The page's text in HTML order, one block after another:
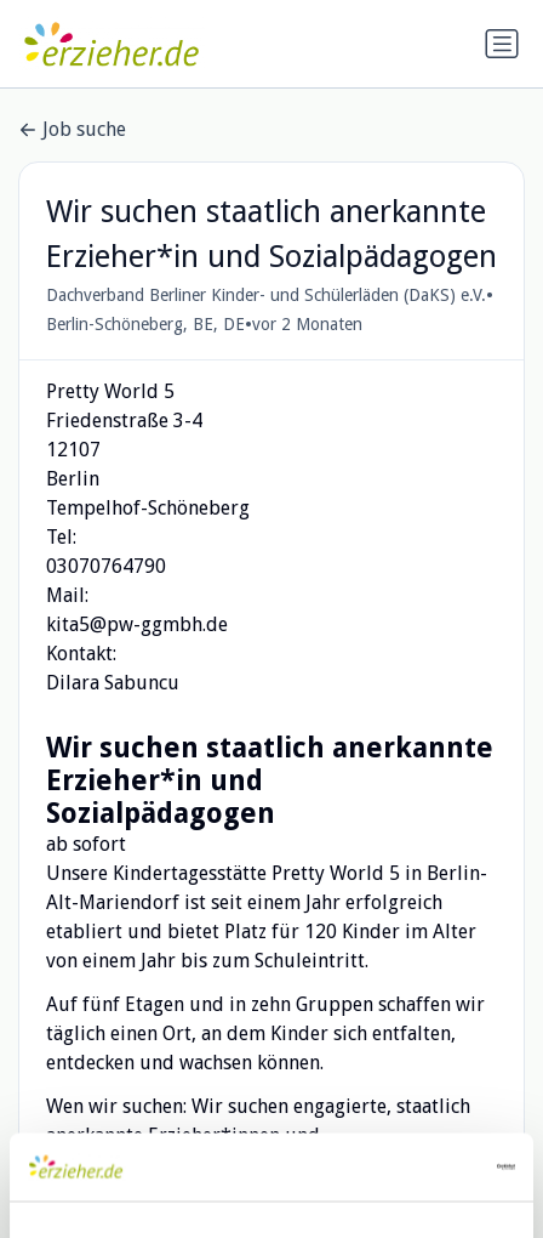
Job suche
Wir suchen staatlich anerkannte
Erzieher*in und Sozialpädagogen
Dachverband Berliner Kinder- und Schülerläden (DaKS) e.V.•
Berlin-Schöneberg, BE, DE•vor 2 Monaten
Pretty World 5
Friedenstraße 3-4
12107
Berlin
Tempelhof-Schöneberg
Tel:
03070764790
Mail:
kita5@pw-ggmbh.de
Kontakt:
Dilara Sabuncu
Wir suchen staatlich anerkannte
Erzieher*in und
Sozialpädagogen
ab sofort
Unsere Kindertagesstätte Pretty World 5 in Berlin-
Alt-Mariendorf ist seit einem Jahr erfolgreich
etabliert und bietet Platz für 120 Kinder im Alter
von einem Jahr bis zum Schuleintritt.
Auf fünf Etagen und in zehn Gruppen schaffen wir
täglich einen Ort, an dem Kinder sich entfalten,
entdecken und wachsen können.
Wen wir suchen: Wir suchen engagierte, staatlich
anerkannte Erzieher*innen und
Sozialpädagog*innen, die Freude daran haben,